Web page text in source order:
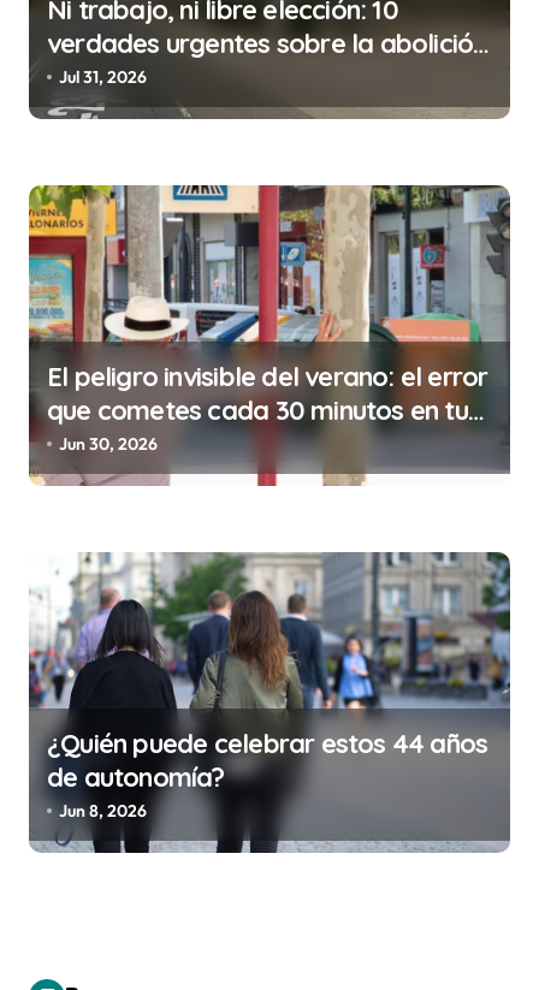
d
e
e
t
r
a
d
a
Ni trabajo, ni libre elección: 10
verdades urgentes sobre la abolición
de la prostitución
Jul 31, 2026
El peligro invisible del verano: el error
que cometes cada 30 minutos en tu
trabajo (y la ilegalidad que te puede
costar la vida)
Jun 30, 2026
¿Quién puede celebrar estos 44 años
de autonomía?
Jun 8, 2026